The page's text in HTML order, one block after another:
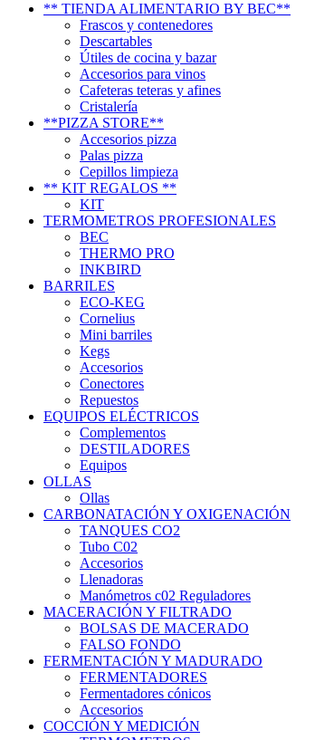
** TIENDA ALIMENTARIO BY BEC**
Frascos y contenedores
Descartables
Útiles de cocina y bazar
Accesorios para vinos
Cafeteras teteras y afines
Cristalería
**PIZZA STORE**
Accesorios pizza
Palas pizza
Cepillos limpieza
** KIT REGALOS **
KIT
TERMOMETROS PROFESIONALES
BEC
THERMO PRO
INKBIRD
BARRILES
ECO-KEG
Cornelius
Mini barriles
Kegs
Accesorios
Conectores
Repuestos
EQUIPOS ELÉCTRICOS
Complementos
DESTILADORES
Equipos
OLLAS
Ollas
CARBONATACIÓN Y OXIGENACIÓN
TANQUES CO2
Tubo C02
Accesorios
Llenadoras
Manómetros c02 Reguladores
MACERACIÓN Y FILTRADO
BOLSAS DE MACERADO
FALSO FONDO
FERMENTACIÓN Y MADURADO
FERMENTADORES
Fermentadores cónicos
Accesorios
COCCIÓN Y MEDICIÓN